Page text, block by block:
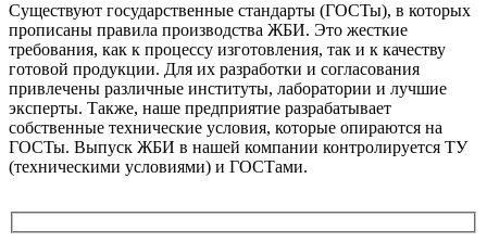
Существуют государственные стандарты (ГОСТы), в которых
прописаны правила производства ЖБИ. Это жесткие
требования, как к процессу изготовления, так и к качеству
готовой продукции. Для их разработки и согласования
привлечены различные институты, лаборатории и лучшие
эксперты. Также, наше предприятие разрабатывает
собственные технические условия, которые опираются на
ГОСТы. Выпуск ЖБИ в нашей компании контролируется ТУ
(техническими условиями) и ГОСТами.